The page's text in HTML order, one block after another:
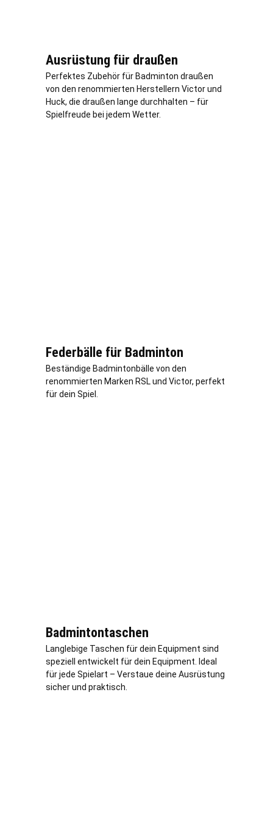
Ausrüstung für draußen
Perfektes Zubehör für Badminton draußen
von den renommierten Herstellern Victor und
Huck, die draußen lange durchhalten – für
Spielfreude bei jedem Wetter.
Federbälle für Badminton
Beständige Badmintonbälle von den
renommierten Marken RSL und Victor, perfekt
für dein Spiel.
Badmintontaschen
Langlebige Taschen für dein Equipment sind
speziell entwickelt für dein Equipment. Ideal
für jede Spielart – Verstaue deine Ausrüstung
sicher und praktisch.